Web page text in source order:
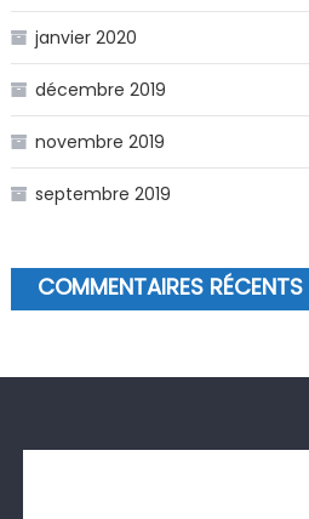
janvier 2020
décembre 2019
novembre 2019
septembre 2019
COMMENTAIRES RÉCENTS